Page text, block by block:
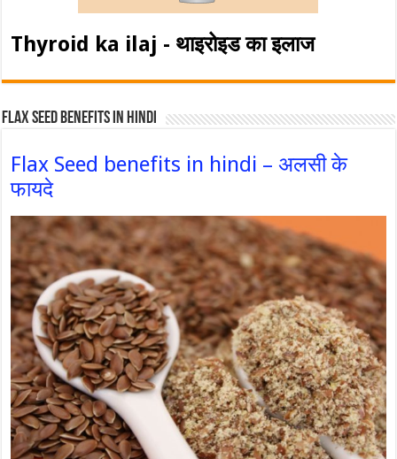
Thyroid ka ilaj - थाइरोइड का इलाज
Flax Seed Benefits in hindi
Flax Seed benefits in hindi – अलसी के
फायदे